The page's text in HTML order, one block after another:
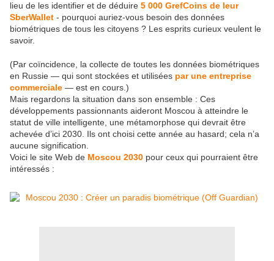
lieu de les identifier et de déduire 5 000 GrefCoins de leur
SberWallet - pourquoi auriez-vous besoin des données
biométriques de tous les citoyens ? Les esprits curieux veulent le
savoir.
(Par coïncidence, la collecte de toutes les données biométriques
en Russie — qui sont stockées et utilisées par une entreprise
commerciale — est en cours.)
Mais regardons la situation dans son ensemble : Ces
développements passionnants aideront Moscou à atteindre le
statut de ville intelligente, une métamorphose qui devrait être
achevée d’ici 2030. Ils ont choisi cette année au hasard; cela n’a
aucune signification.
Voici le site Web de Moscou 2030 pour ceux qui pourraient être
intéressés :